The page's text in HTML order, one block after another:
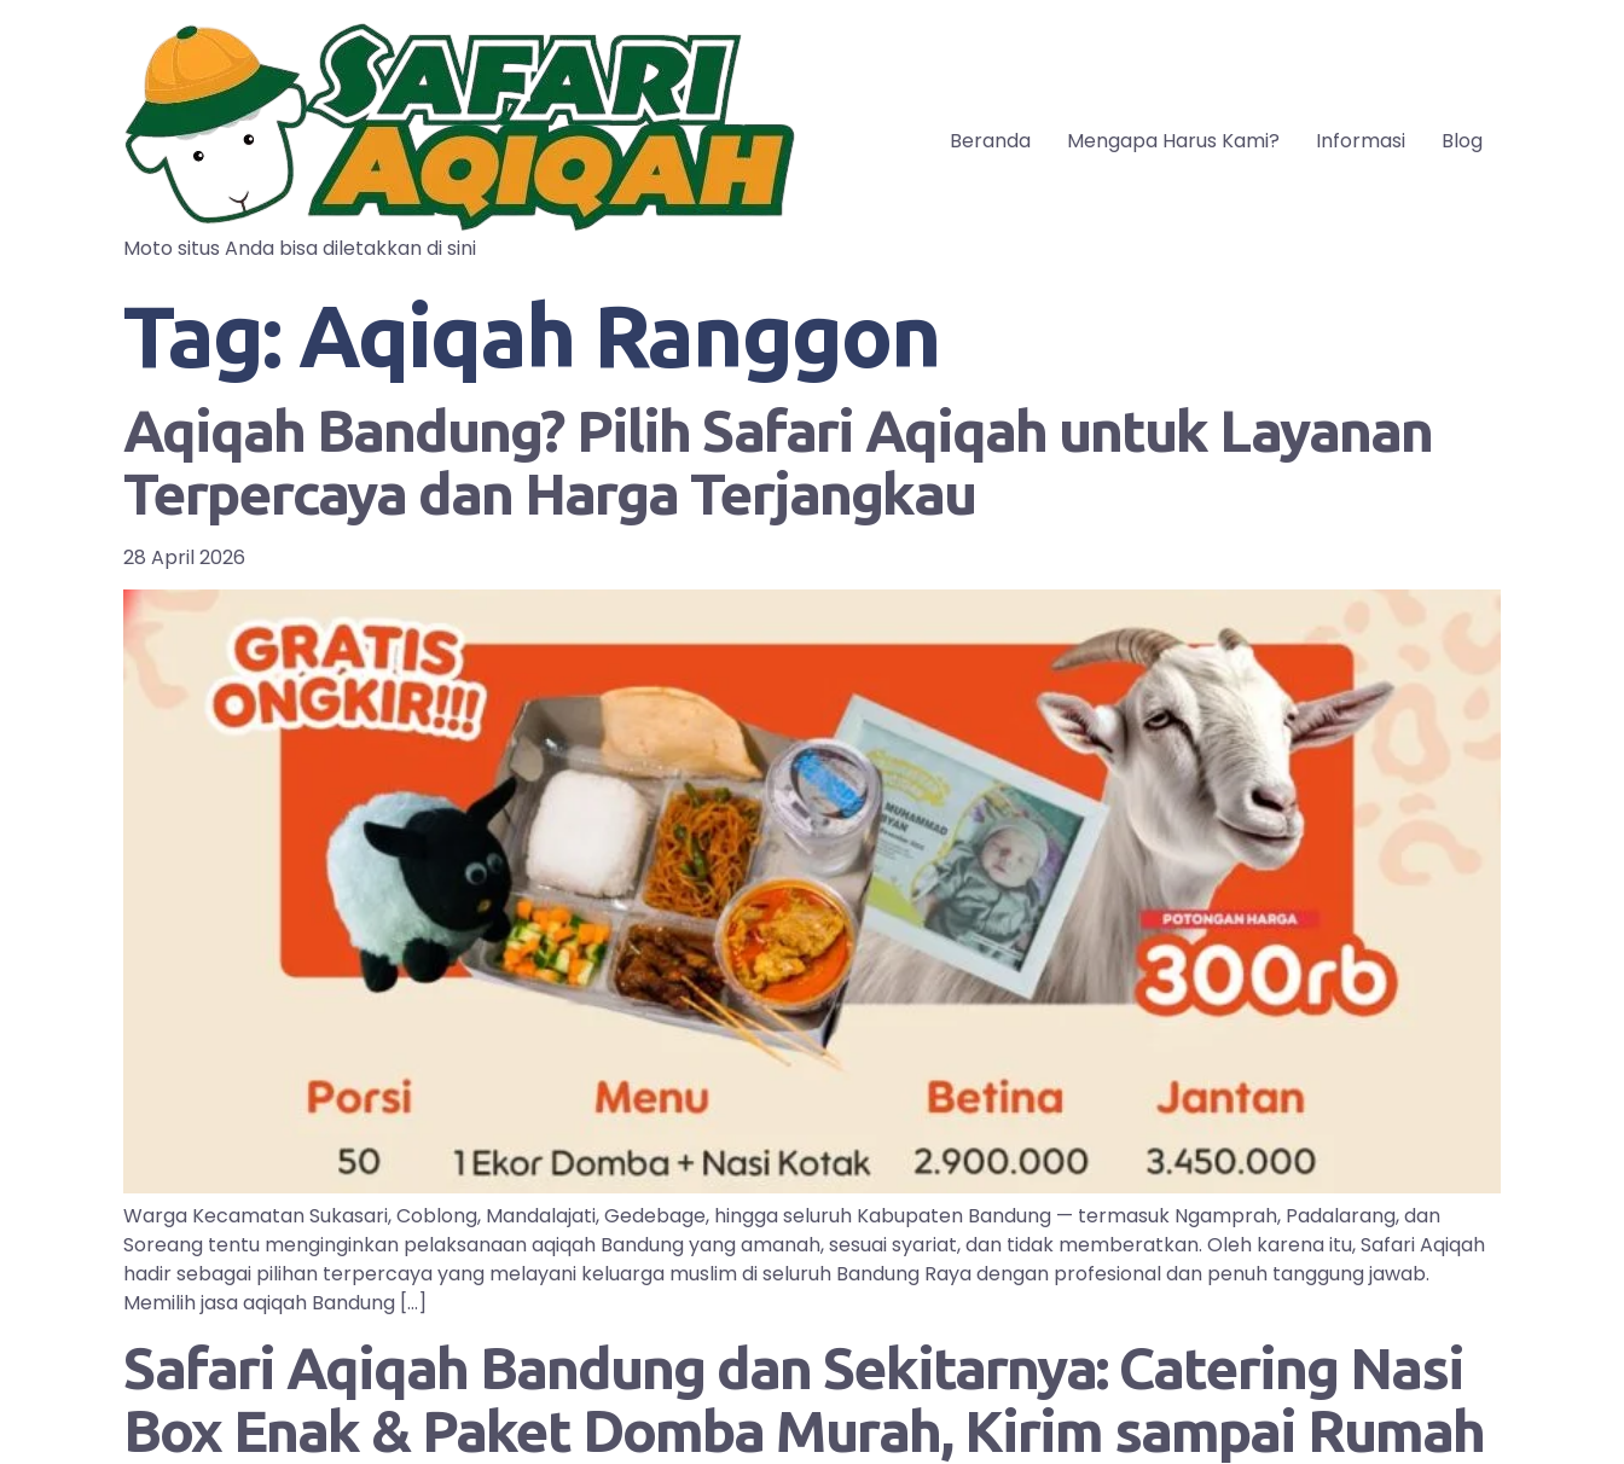
Moto situs Anda bisa diletakkan di sini
Beranda Mengapa Harus Kami? Informasi Blog
Tag: Aqiqah Ranggon
Aqiqah Bandung? Pilih Safari Aqiqah untuk Layanan
Terpercaya dan Harga Terjangkau
28 April 2026
Warga Kecamatan Sukasari, Coblong, Mandalajati, Gedebage, hingga seluruh Kabupaten Bandung — termasuk Ngamprah, Padalarang, dan
Soreang tentu menginginkan pelaksanaan aqiqah Bandung yang amanah, sesuai syariat, dan tidak memberatkan. Oleh karena itu, Safari Aqiqah
hadir sebagai pilihan terpercaya yang melayani keluarga muslim di seluruh Bandung Raya dengan profesional dan penuh tanggung jawab.
Memilih jasa aqiqah Bandung […]
Safari Aqiqah Bandung dan Sekitarnya: Catering Nasi
Box Enak & Paket Domba Murah, Kirim sampai Rumah